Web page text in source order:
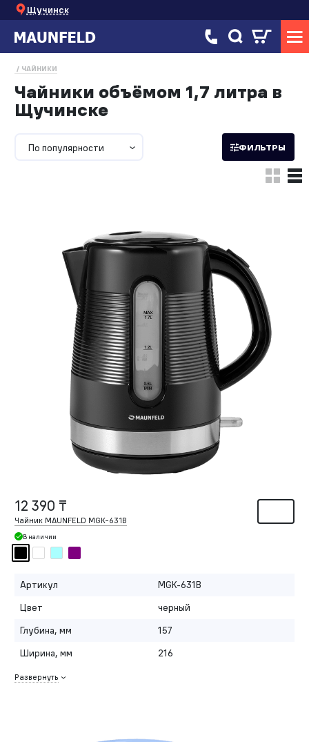
Щучинск
ЧАЙНИКИ
Чайники объёмом 1,7 литра в
Щучинске
По популярности ФИЛЬТРЫ
12 390 ₸
Чайник MAUNFELD MGK-631B
В наличии
Артикул
MGK-631B
Цвет
черный
Глубина, мм
157
Ширина, мм
216
Развернуть